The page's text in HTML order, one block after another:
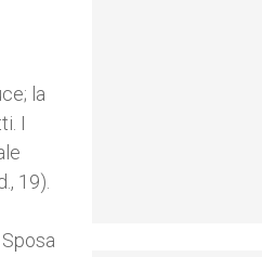
la
I
19).